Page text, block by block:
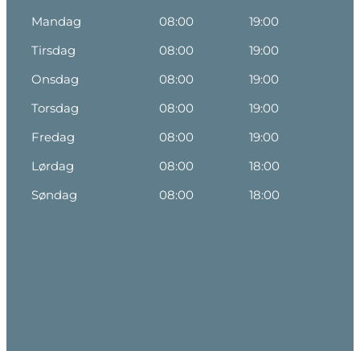
Mandag 08:00
19:00
Tirsdag
08:00
19:00
Onsdag
08:00
19:00
Torsdag
08:00
19:00
Fredag
08:00
19:00
Lørdag
08:00
18:00
Søndag
08:00 18:00